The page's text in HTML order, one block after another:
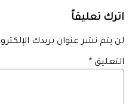
اترك تعليقاً
لن يتم نشر عنوان بريدك
التعليق *